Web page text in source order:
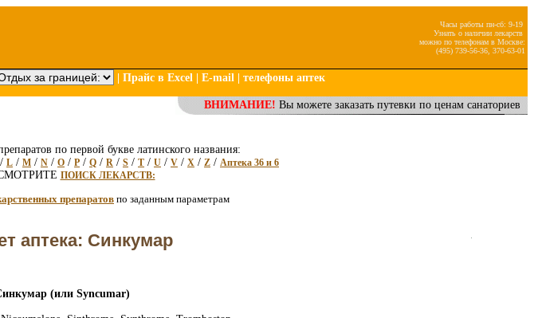
Часы работы пн-сб: 9-19
Узнать о наличии лекарств
можно по телефонам в Москве:
(495) 739-56-36, 370-63-01
Прайс в Excel E-mail телефоны аптек
ВНИМАНИЕ! Вы можете заказать путевки по ценам санаториев
по первой букве латинского названия:
L / M / N / O / P / Q / R / S / T / U / V / X / Z / Аптека 36 и 6
ПОИСК ЛЕКАРСТВ:
препаратов по заданным параметрам
аптека: Синкумар
(или Syncumar)